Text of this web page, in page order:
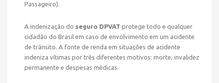
Passageiro).
A indenização do seguro DPVAT protege todo e qualquer
cidadão do Brasil em caso de envolvimento em um acidente
de trânsito. A fonte de renda em situações de acidente
indeniza vítimas por três diferentes motivos: morte, invalidez
permanente e despesas médicas.